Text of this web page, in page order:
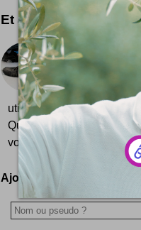
Et aussi ...
Rambler
Une paire de
chaussures qui
utile dont on ne sait
Quelques photos des
vous faites avec cette
Ajoutez votre avis !